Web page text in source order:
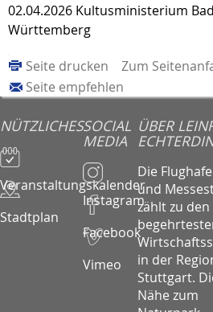
02.04.2026 Kultusministerium
Württemberg
Zum
Seite drucken
Seite empfehlen
NÜTZLICHES
Veranstaltungskalender
Stadtplan
SOCIAL
MEDIA
Instagram
Facebook
Vimeo
ÜBER
Die
und
zählt zu den
in der
Stuttgart.
Nähe zum